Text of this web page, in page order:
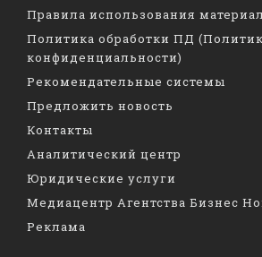
Правила использования
Политика обработки ПД
конфиденциальности)
Рекомендательные системы
Предложить новость
Контакты
Аналитический центр
Юридические услуги
Медиацентр Агентства Бизнес
Реклама